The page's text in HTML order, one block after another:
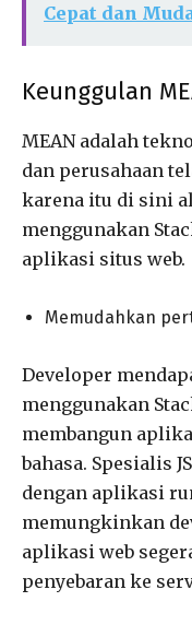
Cepat dan
Keunggulan
MEAN adalah
dan perusahaan
karena itu di sini
menggunakan
aplikasi situs web.
Memudahkan
Developer
menggunakan
membangun
bahasa. Spesialis
dengan aplikasi
memungkinkan
aplikasi web
penyebaran ke